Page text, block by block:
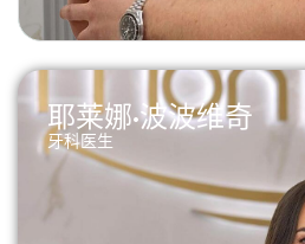
耶莱娜·波波维奇
牙科医生